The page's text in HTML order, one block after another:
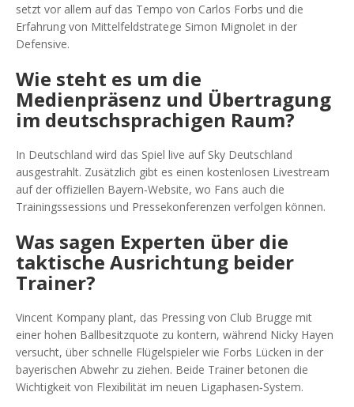
setzt vor allem auf das Tempo von Carlos Forbs und die
Erfahrung von Mittelfeldstratege Simon Mignolet in der
Defensive.
Wie steht es um die
Medienpräsenz und Übertragung
im deutschsprachigen Raum?
In Deutschland wird das Spiel live auf Sky Deutschland
ausgestrahlt. Zusätzlich gibt es einen kostenlosen Livestream
auf der offiziellen Bayern‑Website, wo Fans auch die
Trainingssessions und Pressekonferenzen verfolgen können.
Was sagen Experten über die
taktische Ausrichtung beider
Trainer?
Vincent Kompany plant, das Pressing von Club Brugge mit
einer hohen Ballbesitzquote zu kontern, während Nicky Hayen
versucht, über schnelle Flügelspieler wie Forbs Lücken in der
bayerischen Abwehr zu ziehen. Beide Trainer betonen die
Wichtigkeit von Flexibilität im neuen Ligaphasen‑System.